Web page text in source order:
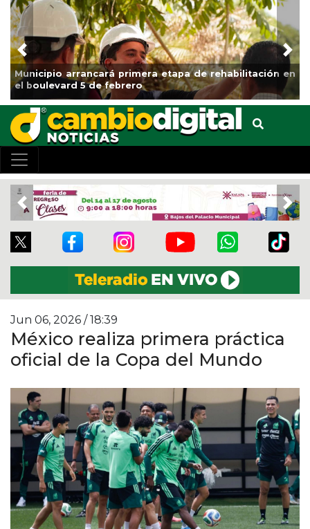
primera etapa de rehabilitación en
febrero
Impulsa Gobierno
Clases
Previous
Previous
Jun 06, 2026 / 18:39
México realiza primera práctica
oficial de la Copa del Mundo